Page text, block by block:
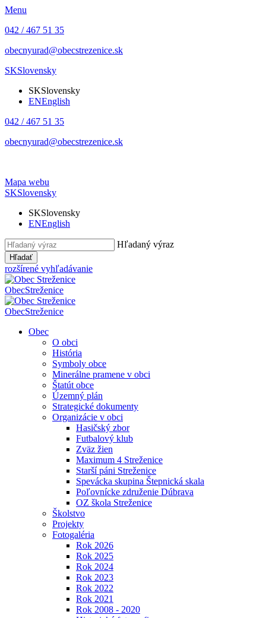
Menu
042 / 467 51 35
obecnyurad@obecstrezenice.sk
SKSlovensky
SKSlovensky
ENEnglish
042 / 467 51 35
obecnyurad@obecstrezenice.sk
Mapa webu
SKSlovensky
SKSlovensky
ENEnglish
Hľadaný výraz
Hľadať
rozšírené vyhľadávanie
ObecStreženice
ObecStreženice
Obec
O obci
História
Symboly obce
Minerálne pramene v obci
Štatút obce
Územný plán
Strategické dokumenty
Organizácie v obci
Hasičský zbor
Futbalový klub
Zväz žien
Maximum 4 Streženice
Starší páni Streženice
Spevácka skupina Štepnická skala
Poľovnícke združenie Dúbrava
OZ škola Streženice
Školstvo
Projekty
Fotogaléria
Rok 2026
Rok 2025
Rok 2024
Rok 2023
Rok 2022
Rok 2021
Rok 2008 - 2020